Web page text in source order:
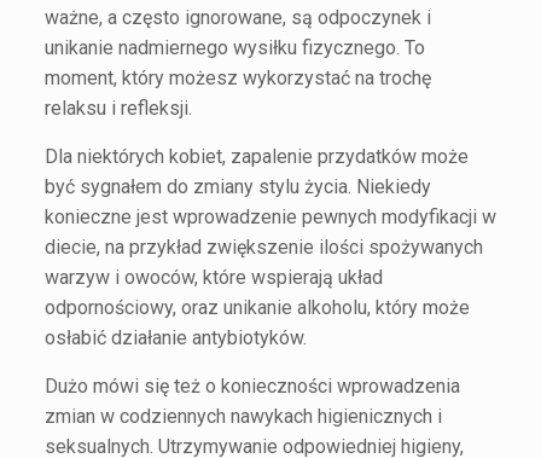
ważne, a często ignorowane, są odpoczynek i
unikanie nadmiernego wysiłku fizycznego. To
moment, który możesz wykorzystać na trochę
relaksu i refleksji.
Dla niektórych kobiet, zapalenie przydatków może
być sygnałem do zmiany stylu życia. Niekiedy
konieczne jest wprowadzenie pewnych modyfikacji w
diecie, na przykład zwiększenie ilości spożywanych
warzyw i owoców, które wspierają układ
odpornościowy, oraz unikanie alkoholu, który może
osłabić działanie antybiotyków.
Dużo mówi się też o konieczności wprowadzenia
zmian w codziennych nawykach higienicznych i
seksualnych. Utrzymywanie odpowiedniej higieny,